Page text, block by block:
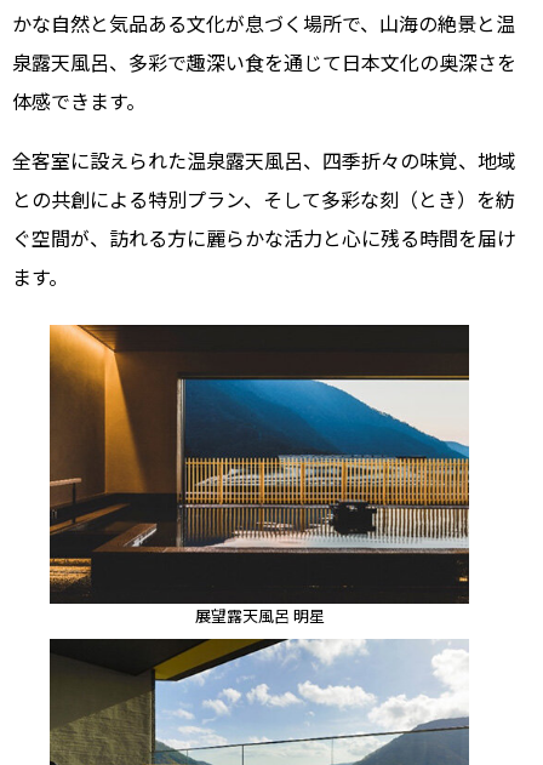
かな自然と気品ある文化が息づく場所で、山海の絶景と温
泉露天風呂、多彩で趣深い食を通じて日本文化の奥深さを
体感できます。
全客室に設えられた温泉露天風呂、四季折々の味覚、地域
との共創による特別プラン、そして多彩な刻（とき）を紡
ぐ空間が、訪れる方に麗らかな活力と心に残る時間を届け
ます。
展望露天風呂 明星